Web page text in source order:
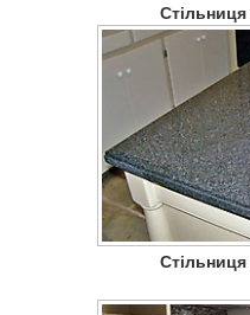
Стільниця
Стільниця